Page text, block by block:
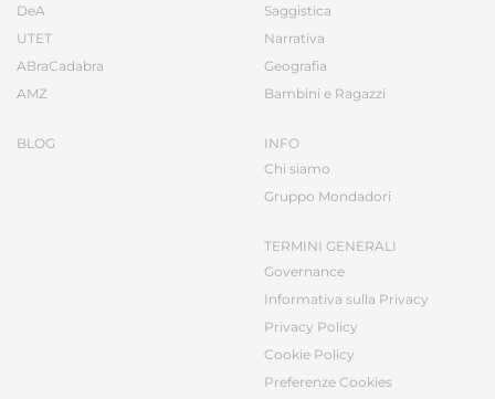
DeA
UTET
ABraCadabra
AMZ
BLOG
Saggistica
Narrativa
Geografia
Bambini e Ragazzi
INFO
Chi siamo
Gruppo Mondadori
TERMINI GENERALI
Governance
Informativa sulla Privacy
Privacy Policy
Cookie Policy
Preferenze Cookies